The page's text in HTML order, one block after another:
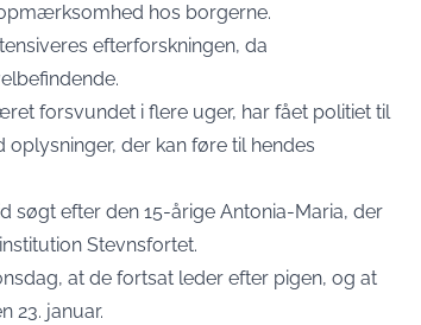
hos borgerne.
efterforskningen, da
forsvundet i flere uger, har fået politiet til
der kan føre til hendes
søgt efter den 15-årige Antonia-Maria, der
Stevnsfortet.
at de fortsat leder efter pigen, og at
23. januar.